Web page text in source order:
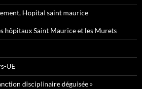
Hopital saint maurice
hôpitaux Saint Maurice et les Murets
UE
disciplinaire déguisée »